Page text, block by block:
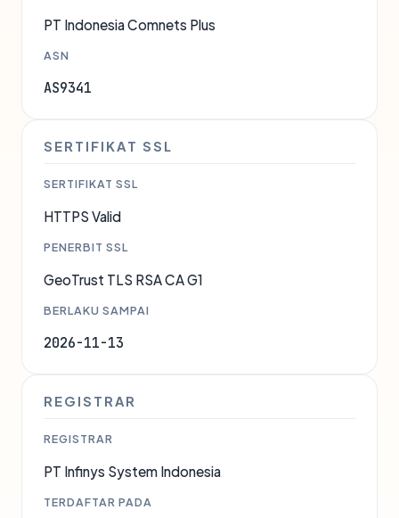
PT Indonesia Comnets Plus
ASN
AS9341
SERTIFIKAT SSL
SERTIFIKAT SSL
HTTPS Valid
PENERBIT SSL
GeoTrust TLS RSA CA G1
BERLAKU SAMPAI
2026-11-13
REGISTRAR
REGISTRAR
PT Infinys System Indonesia
TERDAFTAR PADA